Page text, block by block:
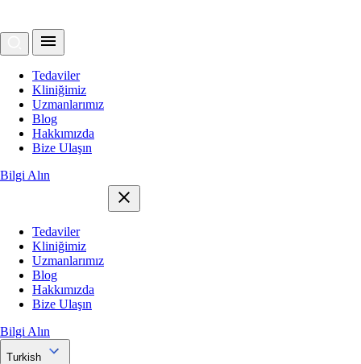
Tedaviler
Kliniğimiz
Uzmanlarımız
Blog
Hakkımızda
Bize Ulaşın
Bilgi Alın
Tedaviler
Kliniğimiz
Uzmanlarımız
Blog
Hakkımızda
Bize Ulaşın
Bilgi Alın
Turkish